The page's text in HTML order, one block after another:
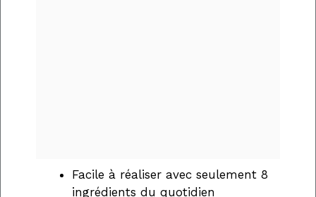
Facile à réaliser avec seulement 8
ingrédients du quotidien